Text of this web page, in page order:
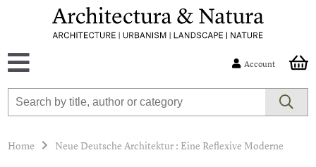
Account
Home Neue Deutsche Architektur : Eine Reflexive Moderne